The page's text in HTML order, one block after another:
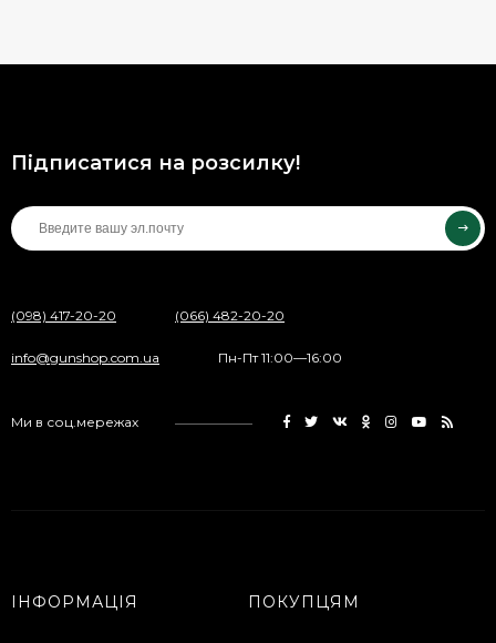
Підписатися на розсилку!
(098) 417-20-20 (066) 482-20-20
info@gunshop.com.ua Пн-Пт 11:00—16:00
Ми в соц.мережах
ІНФОРМАЦІЯ ПОКУПЦЯМ